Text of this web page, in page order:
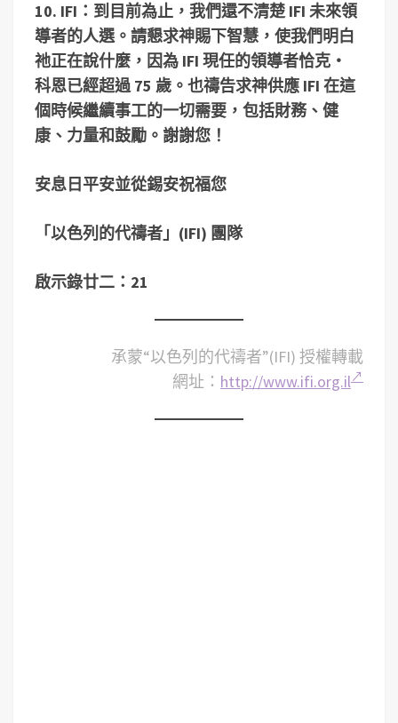
10. IFI ：到目前為止，我們還不清楚IFI 未來領
導者的人選。請懇求神賜下智慧，使我們明白
祂正在說什麼，因為 IFI 現任的領導者恰克 ‧
科恩已經超過75 歲。也禱告求神供應 IFI 在這
個時候繼續事工的一切需要，包括財務、健
康、力量和鼓勵。謝謝您！
安息日平安並從錫安祝福您
「以色列的代禱者」 (IFI) 團隊
啟示錄廿二：21
承蒙“以色列的代禱者”(IFI) 授權轉載
網址： http://www.ifi.org.il